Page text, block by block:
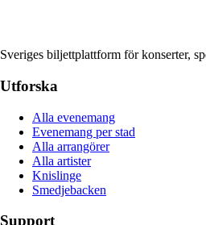
Sveriges biljettplattform för konserter,
Utforska
Alla evenemang
Evenemang per stad
Alla arrangörer
Alla artister
Knislinge
Smedjebacken
Support